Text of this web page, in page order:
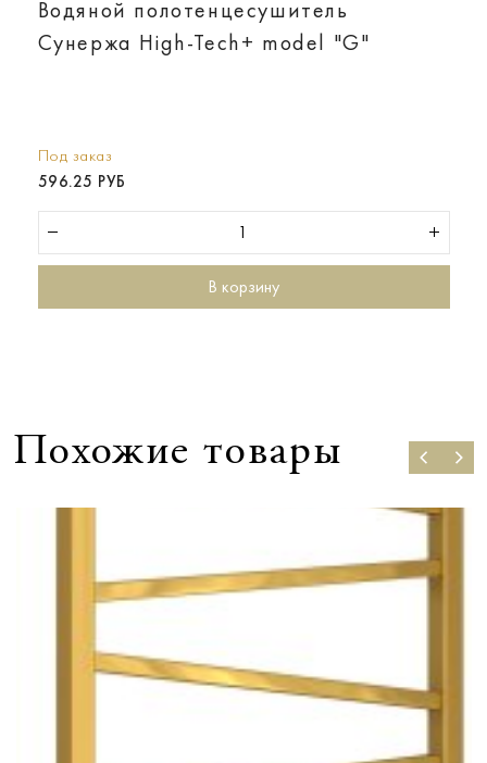
Водяной полотенцесушитель
Сунержа High-Tech+ model "G"
Под заказ
596.25 РУБ
В корзину
Похожие товары